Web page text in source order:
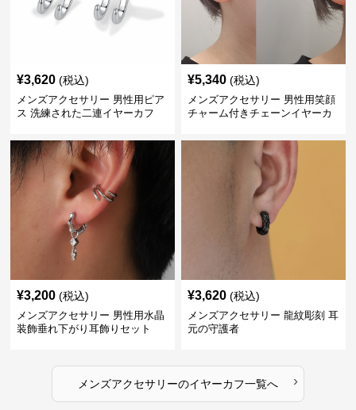
¥3,620 (税込)
メンズアクセサリー 男性用ピア
ス 洗練された二連イヤーカフ
¥5,340 (税込)
メンズアクセサリー 男性用笑顔
チャーム付きチェーンイヤーカ
¥3,200 (税込)
メンズアクセサリー 男性用水晶
装飾垂れ下がり耳飾りセット
¥3,620 (税込)
メンズアクセサリー 龍紋彫刻 耳
元の守護者
メンズアクセサリーのイヤーカフ一覧へ ›